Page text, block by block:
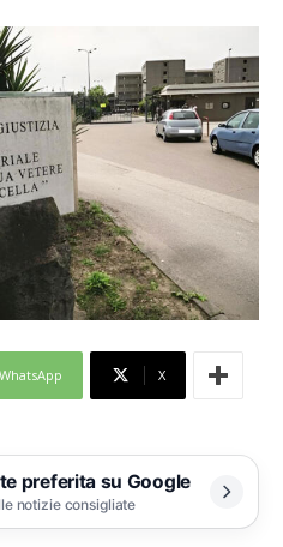
WhatsApp X
preferita su Google
notizie consigliate